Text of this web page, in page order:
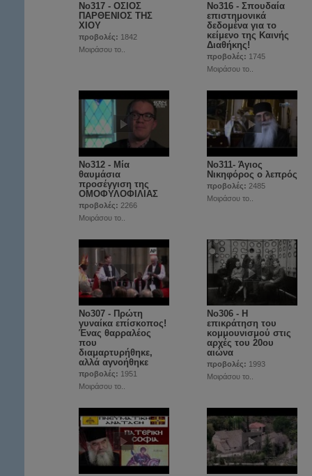
No317 - ΟΣΙΟΣ
ΠΑΡΘΕΝΙΟΣ ΤΗΣ
ΧΙΟΥ
προβολές: 1842
Μοιράσου το..
Νο316 - Σπουδαία
επιστημονικά
δεδομένα για το
κείμενο της Καινής
Διαθήκης!
προβολές: 1745
Μοιράσου το..
No312 - Μία
θαυμάσια
προσέγγιση της
ΟΜΟΦΥΛΟΦΙΛΙΑΣ
προβολές: 2266
Μοιράσου το..
Νο311- Άγιος
Νικηφόρος ο λεπρός
προβολές: 2485
Μοιράσου το..
No307 - Πρώτη
γυναίκα επίσκοπος!
Ένας θαρραλέος
που
διαμαρτυρήθηκε,
αλλά αγνοήθηκε
προβολές: 1951
Μοιράσου το..
No306 - Η
επικράτηση του
κομμουνισμού στις
αρχές του 20ου
αιώνα
προβολές: 1993
Μοιράσου το..